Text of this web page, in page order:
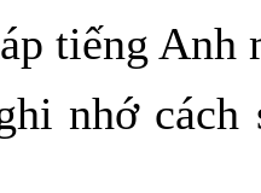
tiếng Anh
nhớ